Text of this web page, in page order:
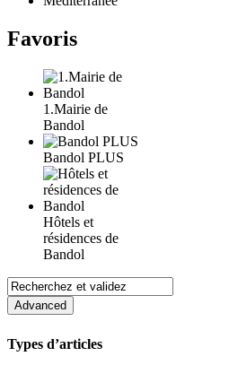
Favoris
1.Mairie de
Bandol
Bandol PLUS
Hôtels et
résidences de
Bandol
Types d’articles